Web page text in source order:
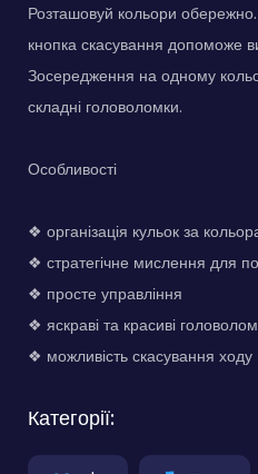
Розташовуй кольори
кнопка скасування допоможе
Зосередження на одному
складні головоломки.
Особливості
❖ організація кульок за
❖ стратегічне мислення для
❖ просте управління
❖ яскраві та красиві
❖ можливість скасування ходу
Категорії: